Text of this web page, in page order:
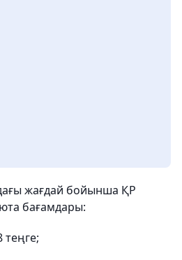
жағдай бойынша ҚР
бағамдары: